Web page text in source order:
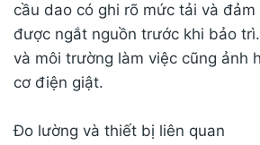
cầu dao có ghi rõ mức tải và
được ngắt nguồn trước khi bảo
và môi trường làm việc cũng ảnh
cơ điện giật.
Đo lường và thiết bị liên quan